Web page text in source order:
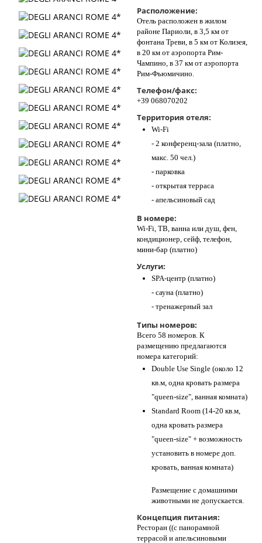
Расположение:
Отель расположен в жилом
районе Париоли, в 3,5 км от
фонтана Треви, в 5 км от Колизея,
в 20 км от аэропорта Рим-
Чампино, в 37 км от аэропорта
Рим-Фьюмичино.
Телефон/факс:
+39 068070202
Территория отеля:
Wi-Fi
- 2 конференц-зала (платно,
макс. 50 чел.)
- парковка
- открытая терраса
- апельсиновый сад
В номере:
Wi-Fi, ТВ, ванна или душ, фен,
кондиционер, сейф, телефон,
мини-бар (платно)
Услуги:
SPA-центр (платно)
- сауна (платно)
- тренажерный зал
Типы номеров:
Всего 58 номеров. К
размещению предлагаются
номера категорий:
Double Use Single (около 12
кв.м, одна кровать размера
"queen-size", ванная комната)
Standard Room (14-20 кв.м,
одна кровать размера
"queen-size" + возможность
установить в номере доп.
кровать, ванная комната)
Размещение с домашними
животными не допускается.
Концепция питания:
Ресторан ((с панорамной
террасой и апельсиновыми